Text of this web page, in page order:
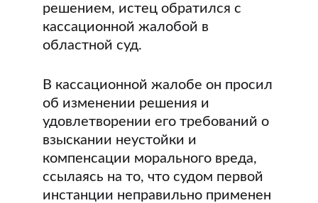
решением, истец обратился с
кассационной жалобой в
областной суд.
В кассационной жалобе он просил
об изменении решения и
удовлетворении его требований о
взыскании неустойки и
компенсации морального вреда,
ссылаясь на то, что судом первой
инстанции неправильно применен